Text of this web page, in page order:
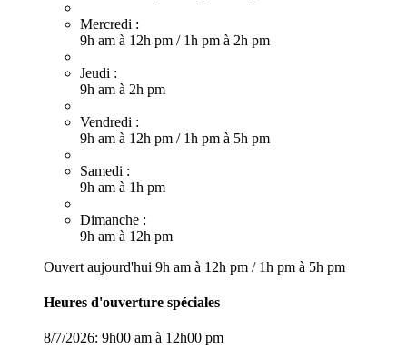
Mercredi :
9h am à 12h pm / 1h pm à 2h pm
Jeudi :
9h am à 2h pm
Vendredi :
9h am à 12h pm / 1h pm à 5h pm
Samedi :
9h am à 1h pm
Dimanche :
9h am à 12h pm
Ouvert aujourd'hui 9h am à 12h pm / 1h pm à 5h pm
Heures d'ouverture spéciales
8/7/2026: 9h00 am à 12h00 pm